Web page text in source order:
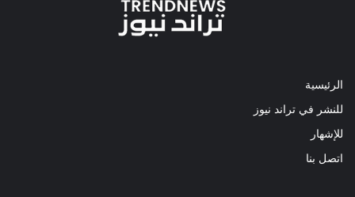
الرئيسية
للنشر في تراند نيوز
للإشهار
اتصل بنا